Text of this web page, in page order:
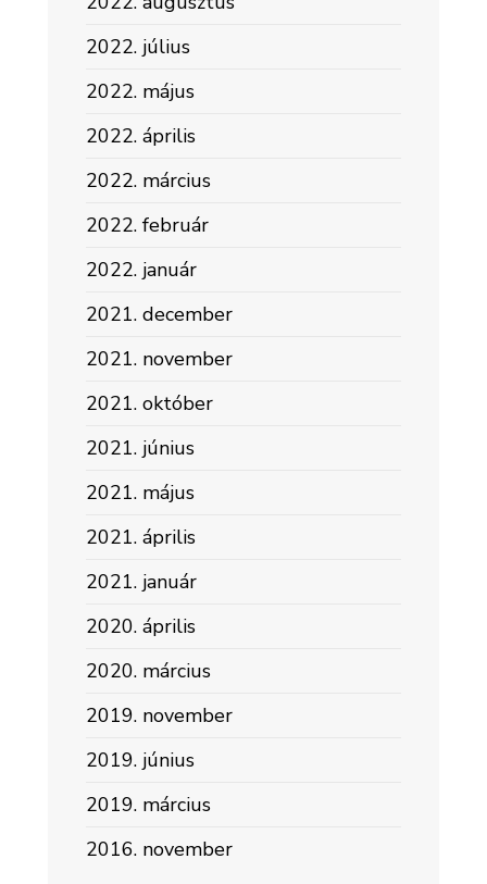
2022. július
2022. május
2022. április
2022. március
2022. február
2022. január
2021. december
2021. november
2021. október
2021. június
2021. május
2021. április
2021. január
2020. április
2020. március
2019. november
2019. június
2019. március
2016. november